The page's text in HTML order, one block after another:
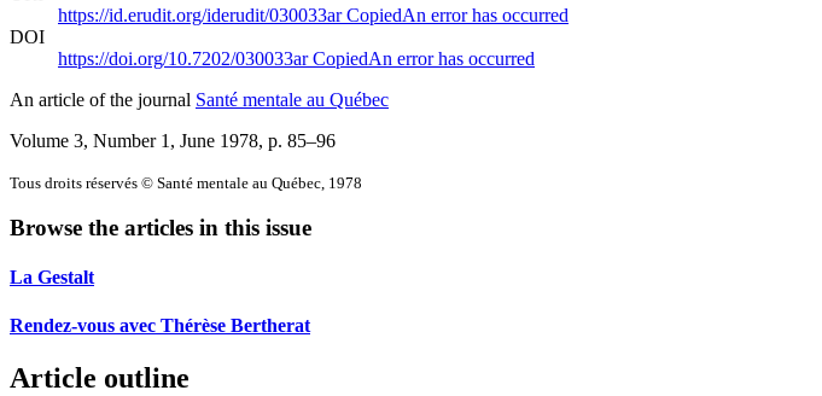
https://id.erudit.org/iderudit/030033arCopiedAn error has occurred
DOI
https://doi.org/10.7202/030033arCopiedAn error has occurred
An article of the journal Santé mentale au Québec
Volume 3, Number 1, June 1978, p. 85–96
Tous droits réservés © Santé mentale au Québec, 1978
Browse the articles in this issue
La Gestalt
Rendez-vous avec Thérèse Bertherat
Article outline